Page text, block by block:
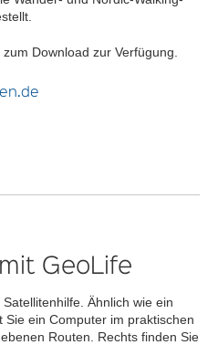
Download zur Verfügung.
GeoLife
Ähnlich wie ein
Sie ein Computer im praktischen
Routen. Rechts finden Sie